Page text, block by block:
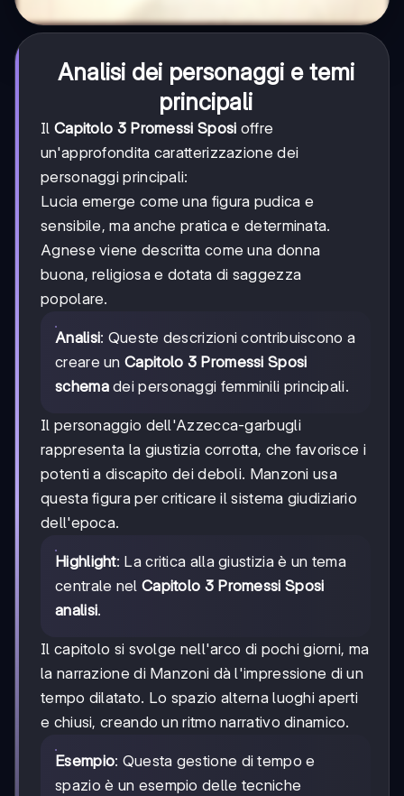
Analisi dei personaggi e temi
principali
Il Capitolo 3 Promessi Sposi offre
un'approfondita caratterizzazione dei
personaggi principali:
Lucia emerge come una figura pudica e
sensibile, ma anche pratica e determinata.
Agnese viene descritta come una donna
buona, religiosa e dotata di saggezza
popolare.
Analisi: Queste descrizioni contribuiscono a
creare un Capitolo 3 Promessi Sposi
schemadei personaggi femminili principali.
Il personaggio dell'Azzecca-garbugli
rappresenta la giustizia corrotta, che favorisce i
potenti a discapito dei deboli. Manzoni usa
questa figura per criticare il sistema giudiziario
dell'epoca.
Highlight: La critica alla giustizia è un tema
centrale nel Capitolo 3 Promessi Sposi
analisi.
Il capitolo si svolge nell'arco di pochi giorni, ma
la narrazione di Manzoni dà l'impressione di un
tempo dilatato. Lo spazio alterna luoghi aperti
e chiusi, creando un ritmo narrativo dinamico.
Esempio: Questa gestione di tempo e
spazio è un esempio delle tecniche